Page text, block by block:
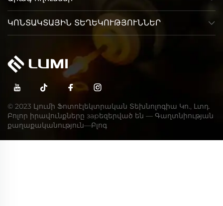
ԿՈՆՏԱԿՏԱՅԻՆ ՏԵՂԵԿՈՒԹՅՈՒՆՆԵՐ
© 2023 Լյումի Ֆոտոէլեկտրական Տեխնոլոգիա Կո., Լտդ.
Բոլոր իրավունքները зарեզերված են — Գաղտնիության
քաղաքականություն—Բլոգ